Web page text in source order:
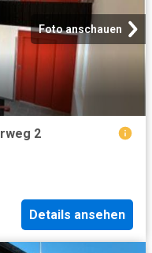
Foto anschauen
2
Details ansehen